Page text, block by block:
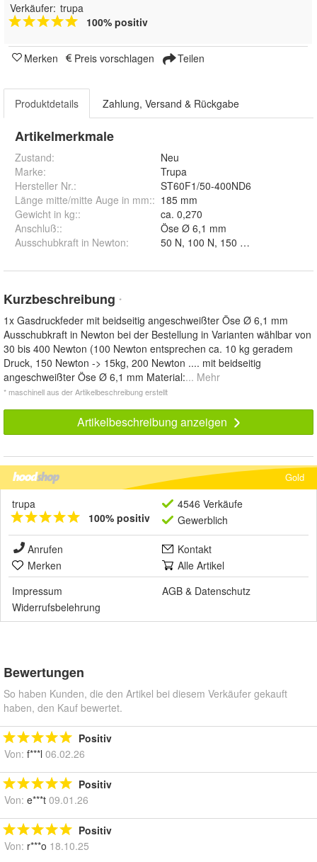
Verkäufer: trupa
100% positiv
Merken Preis vorschlagen Teilen
Produktdetails Zahlung, Versand & Rückgabe
Artikelmerkmale
Zustand:
Neu
Marke:
Trupa
Hersteller Nr.:
ST60F1/50-400ND6
Länge mitte/mitte Auge in mm:: 185 mm
Gewicht in kg::
ca. 0,270
Anschluß::
Öse Ø 6,1 mm
Ausschubkraft in Newton:
Kurzbeschreibung *
1x Gasdruckfeder mit beidseitig angeschweißter Öse Ø 6,1 mm
Ausschubkraft in Newton bei der Bestellung in Varianten wählbar von
30 bis 400 Newton (100 Newton entsprechen ca. 10 kg geradem
Druck, 150 Newton -> 15kg, 200 Newton .... mit beidseitig
angeschweißter Öse Ø 6,1 mm Material:... Mehr
* maschinell aus der Artikelbeschreibung erstellt
Artikelbeschreibung anzeigen
Gold
trupa
100% positiv
4546 Verkäufe
Gewerblich
Anrufen
Kontakt
Merken
Alle Artikel
Impressum
AGB & Datenschutz
Widerrufsbelehrung
Bewertungen
So haben Kunden, die den Artikel bei diesem Verkäufer gekauft
haben, den Kauf bewertet.
Positiv
Von: f***l 06.02.26
Positiv
Von: e***t 09.01.26
Positiv
Von: r***o 18.10.25